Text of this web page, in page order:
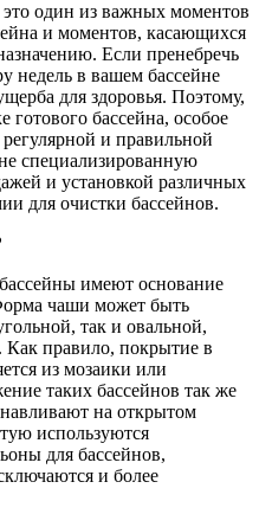
один из важных моментов
и моментов, касающихся
Если пренебречь
недель в вашем бассейне
для здоровья. Поэтому,
готового бассейна, особое
и правильной
специализированную
и установкой различных
для очистки бассейнов.
имеют основание
чаши может быть
так и овальной,
Как правило, покрытие в
из мозаики или
таких бассейнов так же
на открытом
используются
для бассейнов,
и более